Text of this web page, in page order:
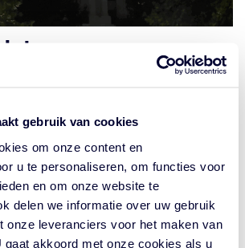
gebruik van cookies
om onze content en
u te personaliseren, om functies voor
en om onze website te
delen we informatie over uw gebruik
onze leveranciers voor het maken van
gaat akkoord met onze cookies als u
dat klimaatverandering een
op overheidsschulden en
wijzen op een sterk veranderde
In de VS leidde een politieke
steun voor klimaatbeleid, wat
rentes veroorzaakte.